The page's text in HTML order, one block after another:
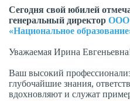
Сегодня свой юбилей
генеральный директор ООО
«Национальное
Уважаемая Ирина
Ваш высокий
глубочайшие знания,
вдохновляют и служат